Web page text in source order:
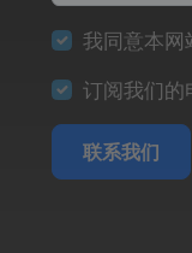
我同意本网
订阅我们的
联系我们